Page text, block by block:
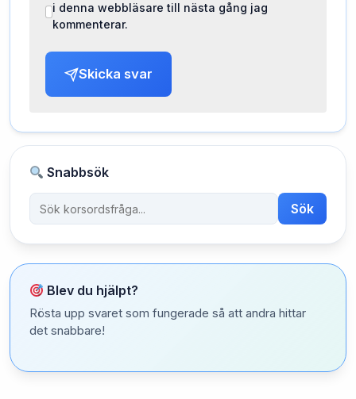
i denna webbläsare till nästa gång jag
kommenterar.
Skicka svar
Snabbsök
Sök
Blev du hjälpt?
Rösta upp svaret som fungerade så att andra hittar
det snabbare!